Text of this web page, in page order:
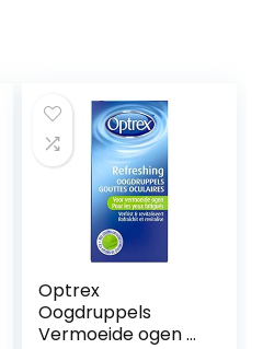
Optrex
Oogdruppels
Vermoeide ogen –